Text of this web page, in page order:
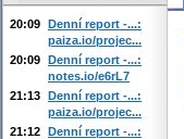
20:09 Denní report -...:
paiza.io/projec...
20:09 Denní report -...:
notes.io/e6rL7
21:13 Denní report -...:
paiza.io/projec...
21:12 Denní report -...: